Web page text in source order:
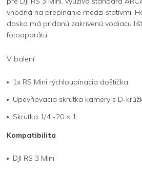
vhodná na prepínanie medzi statívmi.
doska má pridanú zakrivenú vodiacu
fotoaparátu.
V balení
1x RS Mini rýchloupínacia doštička
Upevňovacia skrutka kamery s D-
Skrutka 1/4"-20 × 1
Kompatibilita
DJI RS 3 Mini